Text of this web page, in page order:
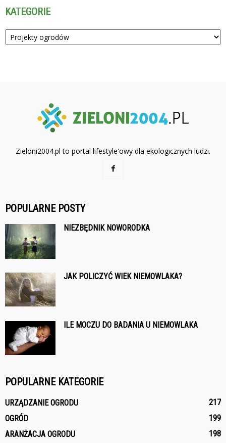
KATEGORIE
Kategorie
Zieloni2004.pl to portal lifestyle'owy dla ekologicznych ludzi.
POPULARNE POSTY
NIEZBĘDNIK NOWORODKA
JAK POLICZYĆ WIEK NIEMOWLAKA?
ILE MOCZU DO BADANIA U NIEMOWLAKA
POPULARNE KATEGORIE
URZĄDZANIE OGRODU
217
OGRÓD
199
ARANŻACJA OGRODU
198